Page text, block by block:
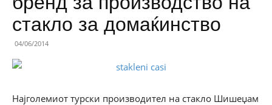
стакло за домаќинство
04/06/2014
Најголемиот турски производител на стакло Шишеџам